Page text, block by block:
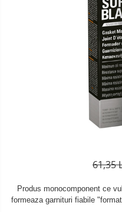
61,35
Produs monocomponent ce
formeaza garnituri fiabile